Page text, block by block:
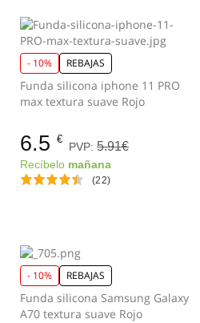
- 10% REBAJAS
Funda silicona iphone 11 PRO
max textura suave Rojo
6.5 €
PVP: 5.91€
Recíbelo mañana
(22)
- 10% REBAJAS
Funda silicona Samsung Galaxy
A70 textura suave Rojo